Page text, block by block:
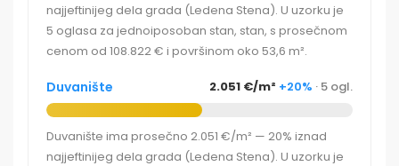
najjeftinijeg dela grada (Ledena Stena). U uzorku je
5 oglasa za jednoiposoban stan, stan, s prosečnom
cenom od 108.822 € i površinom oko 53,6 m².
Duvanište 2.051 €/m² +20% · 5 ogl.
Duvanište ima prosečno 2.051 €/m² — 20% iznad
najjeftinijeg dela grada (Ledena Stena). U uzorku je